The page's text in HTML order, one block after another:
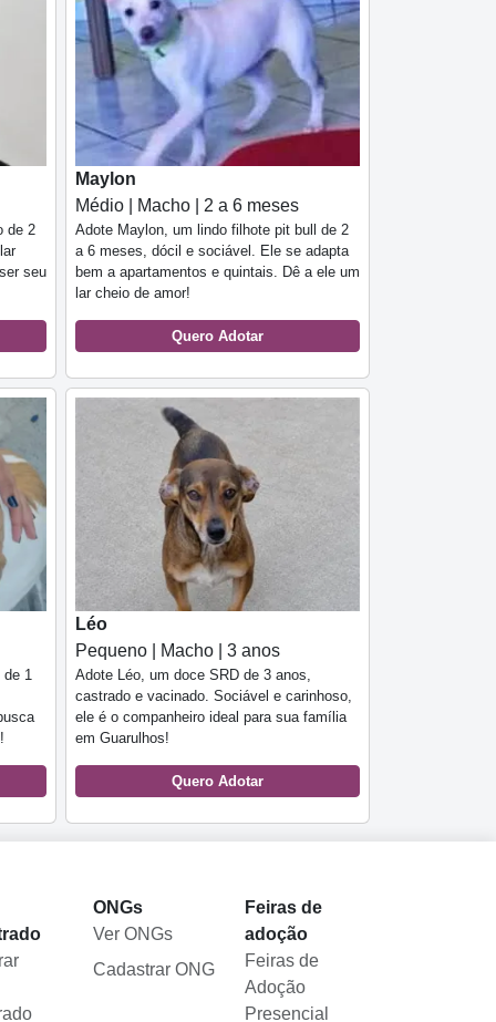
de 2
seu
Maylon
Médio | Macho | 2 a 6 meses
Adote Maylon, um lindo filhote pit bull de 2
a 6 meses, dócil e sociável. Ele se adapta
bem a apartamentos e quintais. Dê a ele um
lar cheio de amor!
Quero Adotar
1
Léo
Pequeno | Macho | 3 anos
Adote Léo, um doce SRD de 3 anos,
castrado e vacinado. Sociável e carinhoso,
ele é o companheiro ideal para sua família
em Guarulhos!
Quero Adotar
ONGs
Ver ONGs
Cadastrar ONG
Feiras de
adoção
Feiras de
Adoção
Presencial